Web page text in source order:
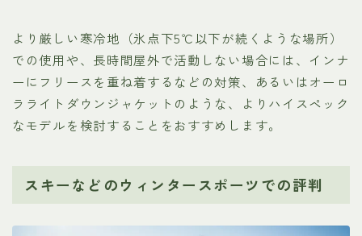
より厳しい寒冷地（氷点下5℃以下が続くような場所）
での使用や、長時間屋外で活動しない場合には、インナ
ーにフリースを重ね着するなどの対策、あるいはオーロ
ラライトダウンジャケットのような、よりハイスペック
なモデルを検討することをおすすめします。
スキーなどのウィンタースポーツでの評判